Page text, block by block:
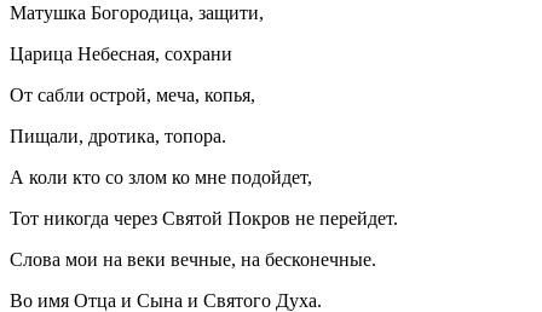
Матушка Богородица, защити,
Царица Небесная, сохрани
От сабли острой, меча, копья,
Пищали, дротика, топора.
А коли кто со злом ко мне подойдет,
Тот никогда через Святой Покров не перейдет.
Слова мои на веки вечные, на бесконечные.
Во имя Отца и Сына и Святого Духа.